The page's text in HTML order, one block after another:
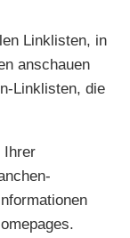
Linklisten, in
anschauen
Linklisten, die
Ihrer